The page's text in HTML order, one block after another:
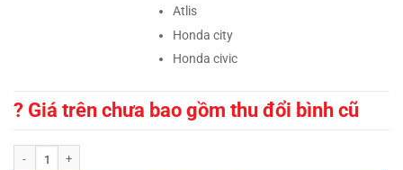
Atlis
Honda city
Honda civic
? Giá trên chưa bao gồm thu đổi bình cũ